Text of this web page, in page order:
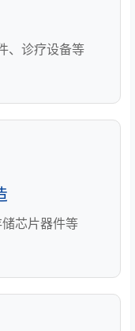
、诊疗设备等
芯片器件等